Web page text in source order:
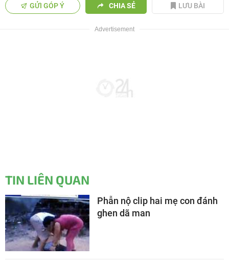
GỬI GÓP Ý CHIA SẺ LƯU BÀI
TIN LIÊN QUAN
Phẫn nộ clip hai mẹ con đánh
ghen dã man